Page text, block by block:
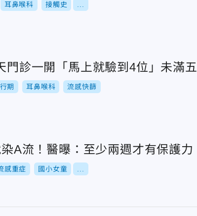
耳鼻喉科 接觸史
門診一開「馬上就驗到4位」未滿
期 耳鼻喉科 流感快篩
A流！醫曝：至少兩週才有保護力
感重症 國小女童